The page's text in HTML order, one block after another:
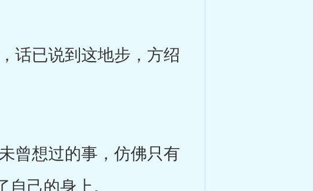
已说到这地步，方绍
想过的事，仿佛只有
己的身上。